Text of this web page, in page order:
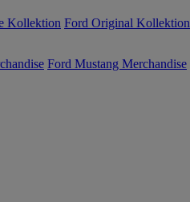
Kollektion Ford Original Kollektion
Ford Mustang Merchandise